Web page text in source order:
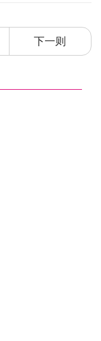
下一则